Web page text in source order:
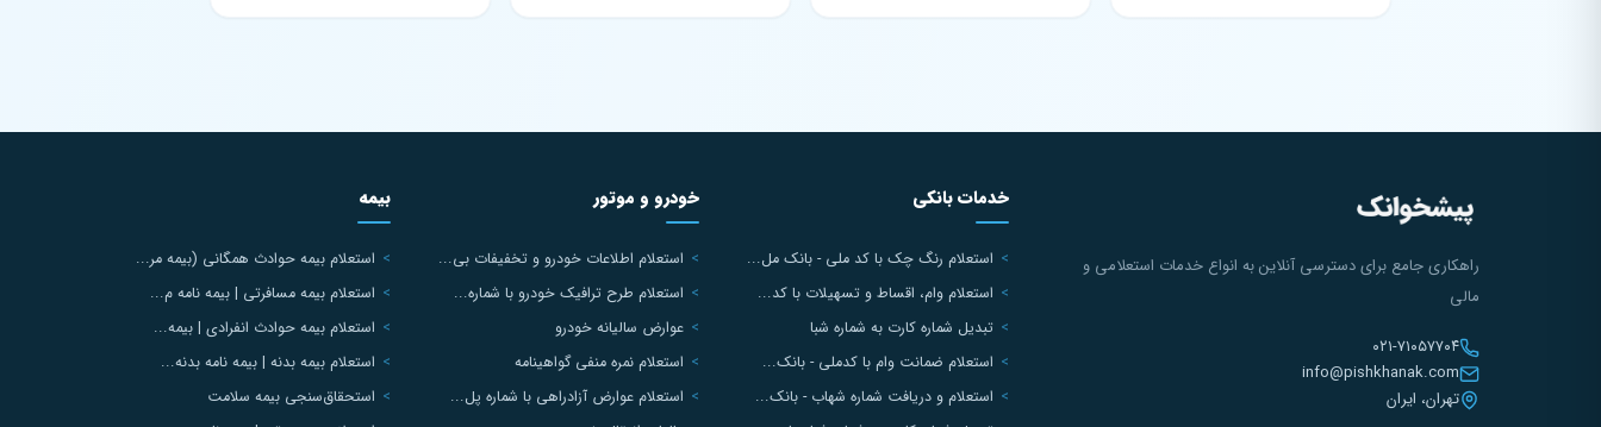
راهکاری جامع برای دسترسی آنلاین به انواع خدمات استعلامی و
مالی
۰۲۱-۷۱۰۵۷۷۰۴
info@pishkhanak.com
تهران، ایران
خدمات بانکی
استعلام رنگ چک با کد ملی - بانک مل...
استعلام وام، اقساط و تسهیلات با کد...
تبدیل شماره کارت به شماره شبا
استعلام ضمانت وام با کدملی - بانک...
استعلام و دریافت شماره شهاب - بانک...
خودرو و موتور
استعلام اطلاعات خودرو و تخفیفات بی...
استعلام طرح ترافیک خودرو با شماره...
عوارض سالیانه خودرو
استعلام نمره منفی گواهینامه
استعلام عوارض آزادراهی با شماره پل...
بیمه
استعلام بیمه حوادث همگانی (بیمه مر...
استعلام بیمه مسافرتی | بیمه نامه م...
استعلام بیمه حوادث انفرادی | بیمه...
استعلام بیمه بدنه | بیمه نامه بدنه...
استحقاق‌سنجی بیمه سلامت